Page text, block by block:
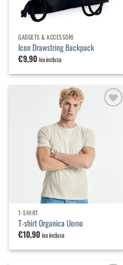
GADGETS & ACCESSORI
Icon Drawstring Backpack
€9,90iva inclusa
T-SHIRT
T-shirt Organica Uomo
€10,90iva inclusa